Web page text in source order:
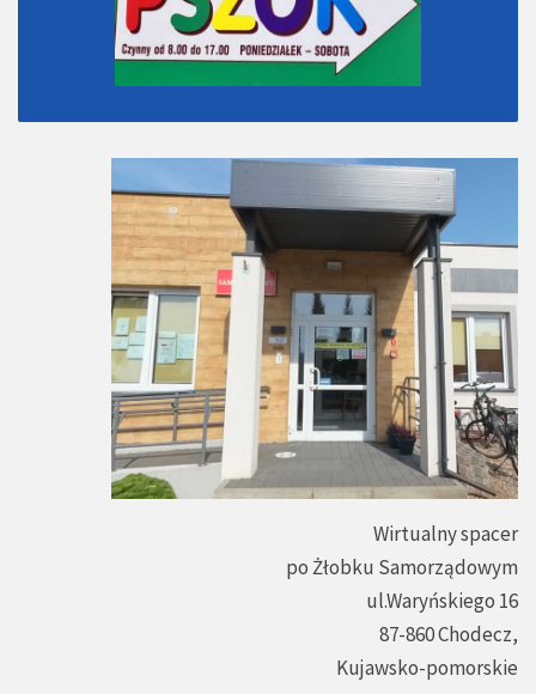
Wirtualny spacer
po Żłobku Samorządowym
ul.Waryńskiego 16
87-860 Chodecz,
Kujawsko-pomorskie